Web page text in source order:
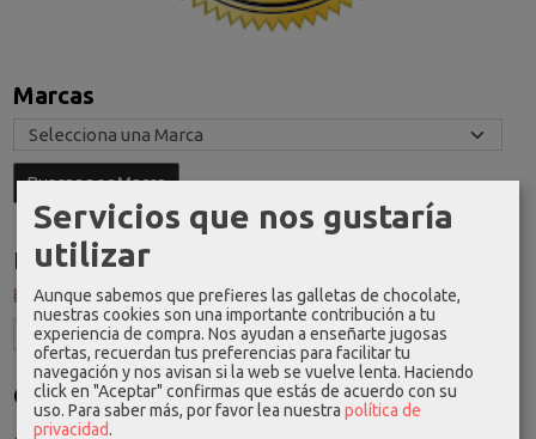
Marcas
Idioma
Costes de Envío
GRATIS *
Servicios que nos gustaría
utilizar
Aunque sabemos que prefieres las galletas de chocolate,
nuestras cookies son una importante contribución a tu
experiencia de compra. Nos ayudan a enseñarte jugosas
ofertas, recuerdan tus preferencias para facilitar tu
navegación y nos avisan si la web se vuelve lenta. Haciendo
click en "Aceptar" confirmas que estás de acuerdo con su
uso. Para saber más, por favor lea nuestra política de
privacidad.